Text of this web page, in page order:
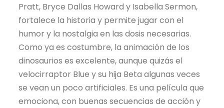
Pratt, Bryce Dallas Howard y Isabella Sermon,
fortalece la historia y permite jugar con el
humor y la nostalgia en las dosis necesarias.
Como ya es costumbre, la animación de los
dinosaurios es excelente, aunque quizás el
velocirraptor Blue y su hija Beta algunas veces
se vean un poco artificiales. Es una película que
emociona, con buenas secuencias de acción y